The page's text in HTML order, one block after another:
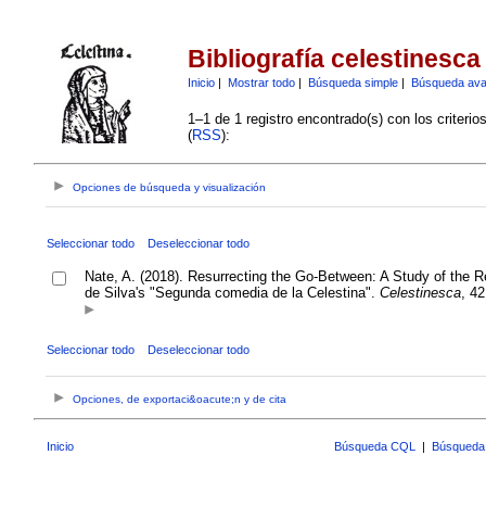
Bibliografía celestinesca
Inicio| Mostrar todo| Búsqueda simple| Búsqueda
1–1 de 1 registro encontrado(s) con los
(RSS):
Opciones de búsqueda y visualización
Seleccionar todo Deseleccionar todo
Nate, A. (2018). Resurrecting the Go-Between: A Study of the
de Silva's "Segunda comedia de la Celestina". Celestinesca,
Seleccionar todo Deseleccionar todo
Opciones, de exportaci&oacute;n y de cita
Inicio Búsqueda CQL |